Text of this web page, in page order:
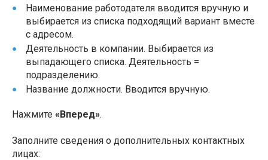
Наименование работодателя вводится вручную и
выбирается из списка подходящий вариант вместе
с адресом.
Деятельность в компании. Выбирается из
выпадающего списка. Деятельность =
подразделению.
Название должности. Вводится вручную.
Нажмите «Вперед».
Заполните сведения о дополнительных контактных
лицах: